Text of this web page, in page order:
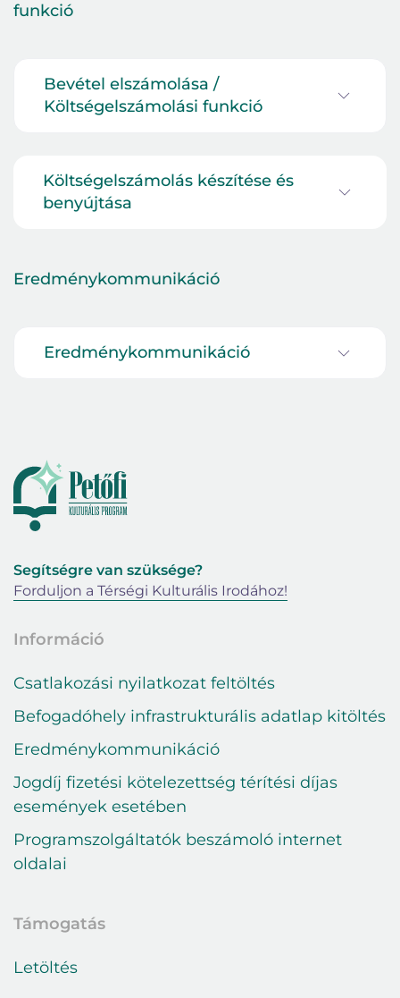
funkció
Bevétel elszámolása /
Költségelszámolási funkció
Költségelszámolás készítése és
benyújtása
Eredménykommunikáció
Eredménykommunikáció
Segítségre van szüksége?
Forduljon a Térségi Kulturális Irodához!
Információ
Csatlakozási nyilatkozat feltöltés
Befogadóhely infrastrukturális adatlap kitöltés
Eredménykommunikáció
Jogdíj fizetési kötelezettség térítési díjas
események esetében
Programszolgáltatók beszámoló internet
oldalai
Támogatás
Letöltés